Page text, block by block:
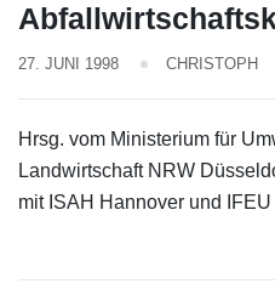
27. JUNI 1998 CHRISTOPH
Hrsg. vom Ministerium für
Landwirtschaft NRW
mit ISAH Hannover und